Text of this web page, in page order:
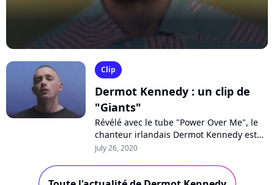
Clip
Dermot Kennedy : un clip de
"Giants"
Révélé avec le tube "Power Over Me", le
chanteur irlandais Dermot Kennedy est
de retour avec son nouveau single
July 26, 2020